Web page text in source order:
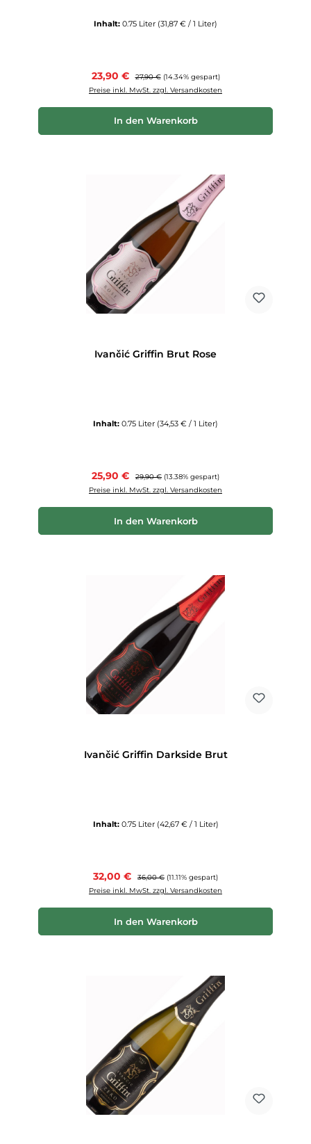
Inhalt: 0.75 Liter (31,87 € / 1 Liter)
Verkaufspreis:
23,90 € Regulärer Preis:
27,90 € (14.34% gespart)
Preise inkl. MwSt. zzgl. Versandkosten
In den Warenkorb
Ivančić Griffin Brut Rose
Inhalt: 0.75 Liter (34,53 € / 1 Liter)
Verkaufspreis:
25,90 € Regulärer Preis:
29,90 € (13.38% gespart)
Preise inkl. MwSt. zzgl. Versandkosten
In den Warenkorb
Ivančić Griffin Darkside Brut
Inhalt: 0.75 Liter (42,67 € / 1 Liter)
Verkaufspreis:
32,00 € Regulärer Preis:
36,00 € (11.11% gespart)
Preise inkl. MwSt. zzgl. Versandkosten
In den Warenkorb